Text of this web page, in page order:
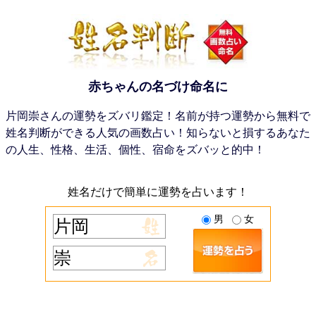
赤ちゃんの名づけ命名に
片岡崇さんの運勢をズバリ鑑定！名前が持つ運勢から無料で
姓名判断ができる人気の画数占い！知らないと損するあなた
の人生、性格、生活、個性、宿命をズバッと的中！
姓名だけで簡単に運勢を占います！
男 女